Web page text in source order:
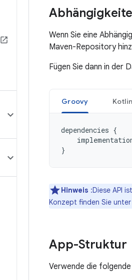
Wenn Sie eine
Maven-Repository
Fügen Sie dann in der
Groovy Kotlin
dependencies {
}
Hinweis :Diese API
Konzept finden Sie unter
App-Struktur
Verwende die